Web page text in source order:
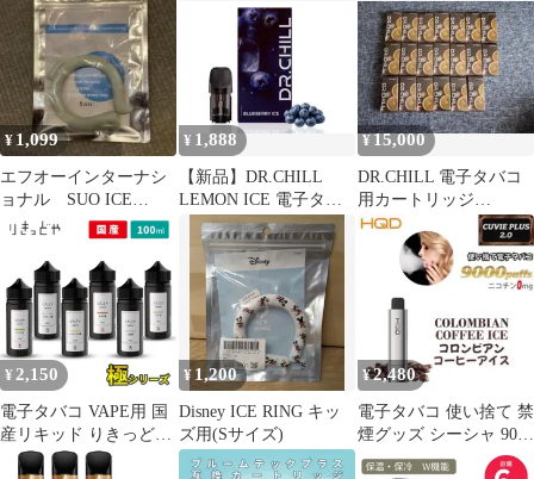
¥ 1,099
エフオーインターナシ
ョナル SUO ICE
RING(キッズS)カーキ
¥ 1,888
【新品】DR.CHILL
LEMON ICE 電子タバ
コ ドクターチル
¥15,000
DR.CHILL 電子タバコ
用カートリッジ
LEMON ICE 20個セッ
¥ 2,150
電子タバコ VAPE用 国
産リキッド りきっどや
極 100ml
¥ 1,200
Disney ICE RING キッ
ズ用(Sサイズ)
¥2,480
電子タバコ 使い捨て 禁
煙グッズ シーシャ 9000
回吸引 Cコーヒーアイ